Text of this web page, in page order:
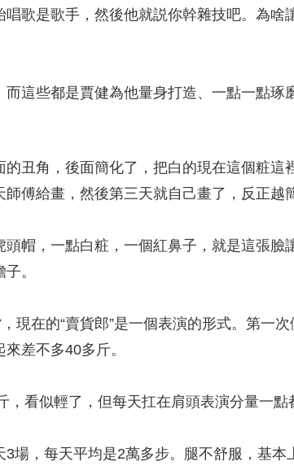
是歌手，然後他就説你幹雜技吧。為啥
些都是賈健為他量身打造、一點一點琢
角，後面簡化了，把白的現在這個粧這
傅給畫，然後第三天就自己畫了，反正越
，一點白粧，一個紅鼻子，就是這張臉
。
在的“賣貨郎”是一個表演的形式。第一
差不多40多斤。
看似輕了，但每天扛在肩頭表演分量一點
，每天平均是2萬多步。腿不舒服，基本